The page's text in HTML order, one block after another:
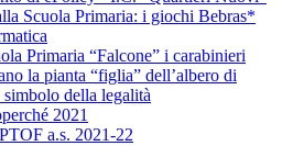
Scuola Primaria: i giochi Bebras*
Primaria “Falcone” i carabinieri
la pianta “figlia” dell’albero di
simbolo della legalità
2021
a.s. 2021-22